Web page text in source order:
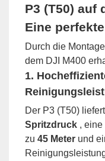
P3 (T50) auf
Eine
Durch die
dem DJI M400
1.
Der P3 (T50) liefert
Spritzdruck ,
zu 45 Meter und